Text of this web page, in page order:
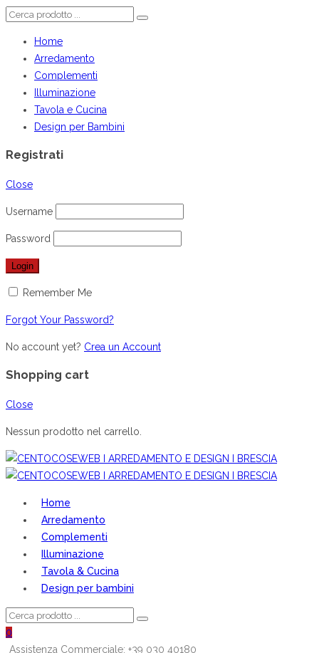
Home
Arredamento
Complementi
Illuminazione
Tavola e Cucina
Design per Bambini
Registrati
Close
Username
Password
Remember Me
Forgot Your Password?
No account yet? Crea un Account
Shopping cart
Close
Nessun prodotto nel carrello.
Home
Arredamento
Complementi
Illuminazione
Tavola & Cucina
Design per bambini
0
Assistenza Commerciale: +39 030 40180